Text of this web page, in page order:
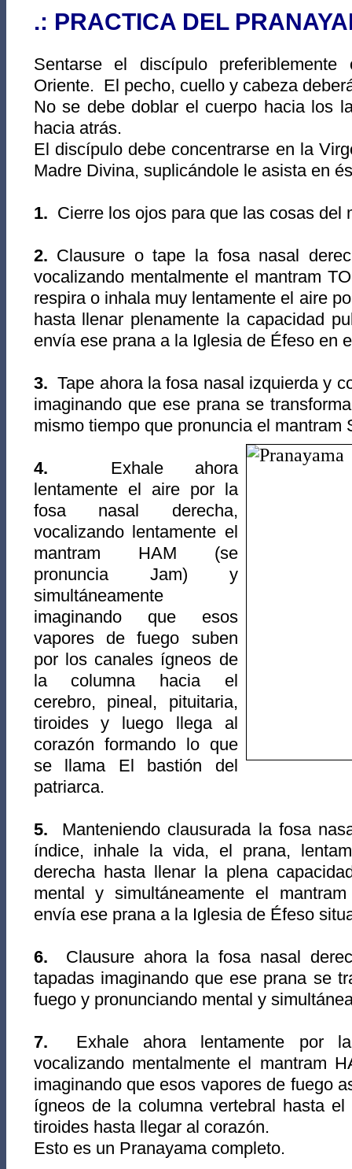
.: PRACTICA DEL
Sentarse el discípulo
Oriente. El pecho, cuello y cabeza
No se debe doblar el cuerpo hacia los
hacia atrás.
El discípulo debe concentrarse en la
Madre Divina, suplicándole le asista en
1. Cierre los ojos para que las cosas del
2. Clausure o tape la fosa nasal
vocalizando mentalmente el mantram
respira o inhala muy lentamente el aire
hasta llenar plenamente la capacidad
envía ese prana a la Iglesia de Éfeso en
3.Tape ahora la fosa nasal izquierda y
imaginando que ese prana se
mismo tiempo que pronuncia el mantram
4.
Exhale ahora
lentamente el aire por la
fosa nasal derecha,
vocalizando lentamente el
mantram HAM (se
pronuncia Jam) y
simultáneamente
imaginando que esos
vapores de fuego suben
por los canales ígneos de
la columna hacia el
cerebro, pineal, pituitaria,
tiroides y luego llega al
corazón formando lo que
se llama El bastión del
patriarca.
5. Manteniendo clausurada la fosa
índice, inhale la vida, el prana,
derecha hasta llenar la plena
mental y simultáneamente el
envía ese prana a la Iglesia de Éfeso
6. Clausure ahora la fosa nasal
tapadas imaginando que ese prana se
fuego y pronunciando mental y
7. Exhale ahora lentamente por
vocalizando mentalmente el mantram
imaginando que esos vapores de fuego
ígneos de la columna vertebral hasta el
tiroides hasta llegar al corazón.
Esto es un Pranayama completo.